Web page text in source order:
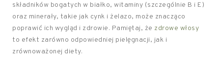
składników bogatych w białko, witaminy (szczególnie B i E)
oraz minerały, takie jak cynk i żelazo, może znacząco
poprawić ich wygląd i zdrowie. Pamiętaj, że zdrowe włosy
to efekt zarówno odpowiedniej pielęgnacji, jak i
zrównoważonej diety.